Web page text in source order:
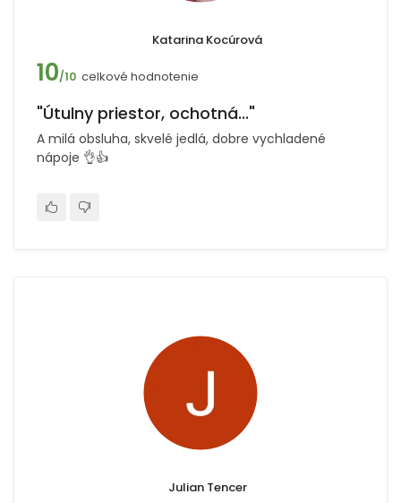
Katarina Kocúrová
10/10 celkové hodnotenie
"Útulny priestor, ochotná..."
A milá obsluha, skvelé jedlá, dobre vychladené
nápoje 👌👍
Julian Tencer